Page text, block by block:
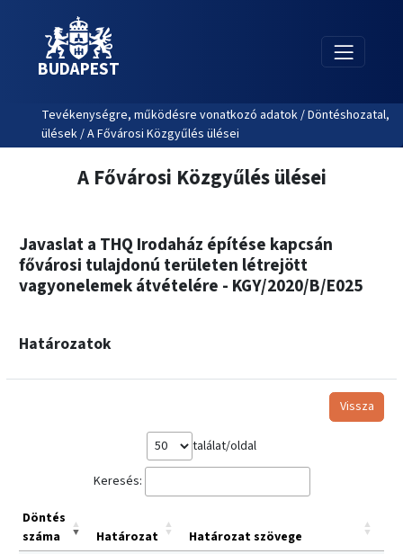
BUDAPEST
Tevékenységre, működésre vonatkozó adatok / Döntéshozatal,
ülések / A Fővárosi Közgyűlés ülései
A Fővárosi Közgyűlés ülései
Javaslat a THQ Irodaház építése kapcsán
fővárosi tulajdonú területen létrejött
vagyonelemek átvételére - KGY/2020/B/E025
Határozatok
Vissza
találat/oldal
Keresés:
Döntés
száma
Határozat
Határozat szövege